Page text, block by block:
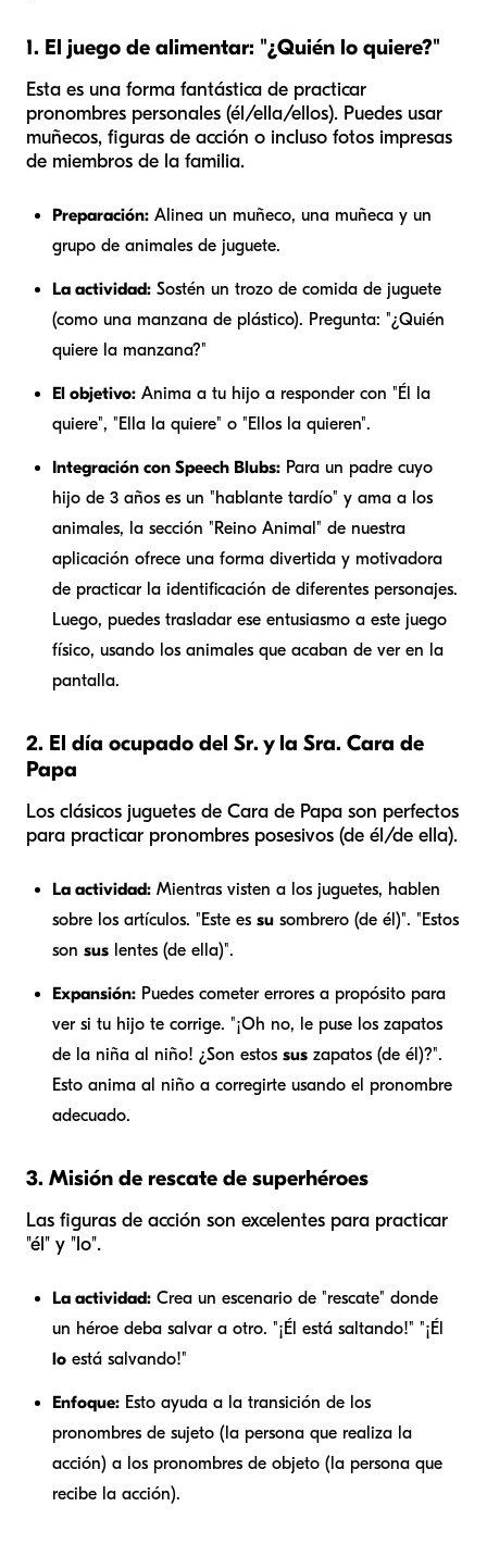
1. El juego de alimentar: "¿Quién lo quiere?"
Esta es una forma fantástica de practicar
pronombres personales (él/ella/ellos). Puedes usar
muñecos, figuras de acción o incluso fotos impresas
de miembros de la familia.
Preparación: Alinea un muñeco, una muñeca y un
grupo de animales de juguete.
La actividad: Sostén un trozo de comida de juguete
(como una manzana de plástico). Pregunta: "¿Quién
quiere la manzana?"
El objetivo: Anima a tu hijo a responder con "Él la
quiere", "Ella la quiere" o "Ellos la quieren".
Integración con Speech Blubs: Para un padre cuyo
hijo de 3 años es un "hablante tardío" y ama a los
animales, la sección "Reino Animal" de nuestra
aplicación ofrece una forma divertida y motivadora
de practicar la identificación de diferentes personajes.
Luego, puedes trasladar ese entusiasmo a este juego
físico, usando los animales que acaban de ver en la
pantalla.
2. El día ocupado del Sr. y la Sra. Cara de
Papa
Los clásicos juguetes de Cara de Papa son perfectos
para practicar pronombres posesivos (de él/de ella).
La actividad: Mientras visten a los juguetes, hablen
sobre los artículos. "Este es su sombrero (de él)". "Estos
son sus lentes (de ella)".
Expansión: Puedes cometer errores a propósito para
ver si tu hijo te corrige. "¡Oh no, le puse los zapatos
de la niña al niño! ¿Son estos sus zapatos (de él)?".
Esto anima al niño a corregirte usando el pronombre
adecuado.
3. Misión de rescate de superhéroes
Las figuras de acción son excelentes para practicar
"él" y "lo".
La actividad: Crea un escenario de "rescate" donde
un héroe deba salvar a otro. "¡Él está saltando!" "¡Él
lo está salvando!"
Enfoque: Esto ayuda a la transición de los
pronombres de sujeto (la persona que realiza la
acción) a los pronombres de objeto (la persona que
recibe la acción).